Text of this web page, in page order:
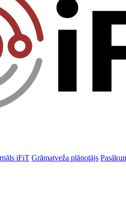
iFiT Grāmatveža plānotājs